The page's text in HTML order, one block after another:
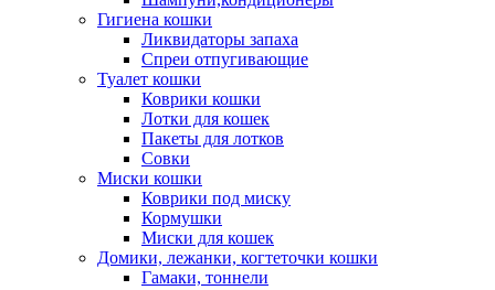
Гигиена кошки
Ликвидаторы запаха
Спреи отпугивающие
Туалет кошки
Коврики кошки
Лотки для кошек
Пакеты для лотков
Совки
Миски кошки
Коврики под миску
Кормушки
Миски для кошек
Домики, лежанки, когтеточки кошки
Гамаки, тоннели